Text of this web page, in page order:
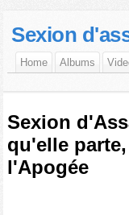
Sexion
Home Albums
Sexion
qu'elle
l'Apogée